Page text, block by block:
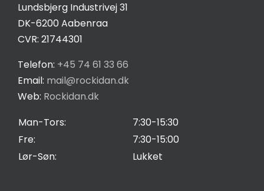
Lundsbjerg Industrivej 31
DK-6200 Aabenraa
CVR: 21744301
Telefon: +45 74 61 33 66
Email: mail@rockidan.dk
Web: Rockidan.dk
Man-Tors:
7:30-15:30
Fre:
7:30-15:00
Lør-Søn:
Lukket
Salgs- og leveringsbetingelser
Privatlivspolitik
Cookie Indstilling